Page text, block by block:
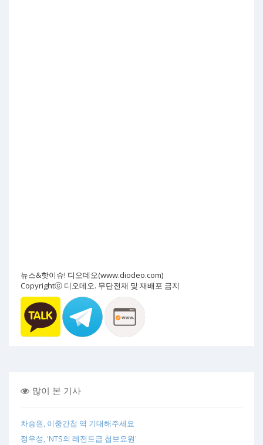
뉴스&핫이슈! 디오데오(www.diodeo.com)
Copyrightⓒ 디오데오. 무단전재 및 재배포 금지
많이 본 기사
차승원, 이중간첩 역 기대해주세요
정우성, 'NTS의 레전드급 첩보요원'